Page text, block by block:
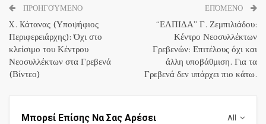
ΠΡΟΗΓΟΎΜΕΝΟ
X. Kάτανας (Υποψήφιος
Περιφερειάρχης): Όχι στο
κλείσιμο του Κέντρου
Νεοσυλλέκτων στα Γρεβενά
(Βίντεο)
ΕΠΌΜΕΝΟ
“ΕΛΠΙΔΑ” Γ. Ζεμπιλιάδου:
Κέντρο Νεοσυλλέκτων
Γρεβενών: Επιτέλους όχι και
άλλη υποβάθμιση. Για τα
Γρεβενά δεν υπάρχει πιο κάτω.
All
Μπορεί Επίσης Να Σας Αρέσει